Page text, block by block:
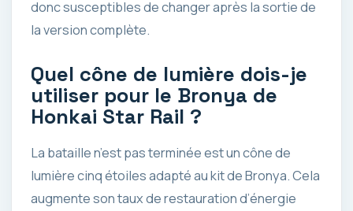
donc susceptibles de changer après la sortie de
la version complète.
Quel cône de lumière dois-je
utiliser pour le Bronya de
Honkai Star Rail ?
La bataille n’est pas terminée est un cône de
lumière cinq étoiles adapté au kit de Bronya. Cela
augmente son taux de restauration d’énergie